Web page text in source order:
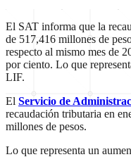
El SAT informa que la
de 517,416 millones de
respecto al mismo mes de
por ciento. Lo que
LIF.
El Servicio de
recaudación tributaria en
millones de pesos.
Lo que representa un